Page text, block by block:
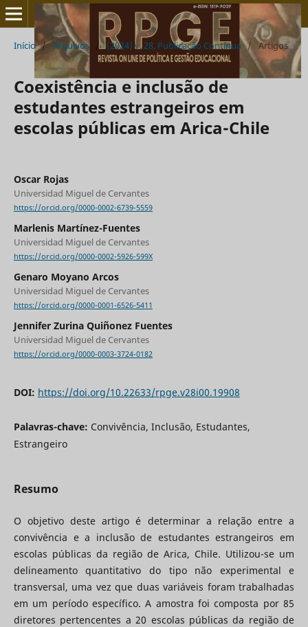
Início / Arquivos / (2024) v. 28, Publicação Contínua / Artigos
Coexistência e inclusão de
estudantes estrangeiros em
escolas públicas em Arica-Chile
Oscar Rojas
Universidad Miguel de Cervantes
https://orcid.org/0000-0002-6739-5559
Marlenis Martínez-Fuentes
Universidad Miguel de Cervantes
https://orcid.org/0000-0002-5926-599X
Genaro Moyano Arcos
Universidad Miguel de Cervantes
https://orcid.org/0000-0001-6526-5411
Jennifer Zurina Quiñonez Fuentes
Universidad Miguel de Cervantes
https://orcid.org/0000-0003-3724-0182
DOI: https://doi.org/10.22633/rpge.v28i00.19908
Palavras-chave: Convivência, Inclusão, Estudantes,
Estrangeiro
Resumo
O objetivo deste artigo é determinar a relação entre a
convivência e a inclusão de estudantes estrangeiros em
escolas públicas da região de Arica, Chile. Utilizou-se um
delineamento quantitativo do tipo não experimental e
transversal, uma vez que duas variáveis foram trabalhadas
em um período específico. A amostra foi composta por 85
diretores pertencentes a 20 escolas públicas da região de